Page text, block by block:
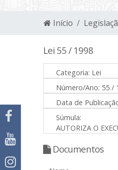
Início
Lei 55 / 1998
Categoria: Lei
Número/Ano: 55 /
Data de
Súmula:
AUTORIZA O
Documentos